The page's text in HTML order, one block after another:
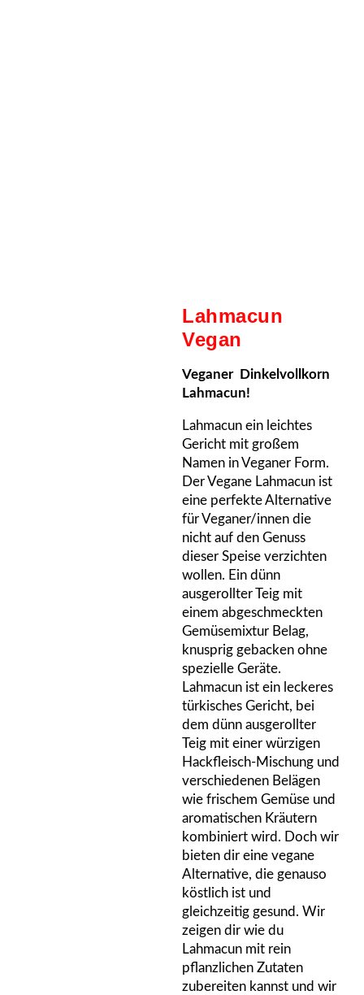
Lahmacun
Vegan
Veganer Dinkelvollkorn
Lahmacun!
Lahmacun ein leichtes
Gericht mit großem
Namen in Veganer Form.
Der Vegane Lahmacun ist
eine perfekte Alternative
für Veganer/innen die
nicht auf den Genuss
dieser Speise verzichten
wollen. Ein dünn
ausgerollter Teig mit
einem abgeschmeckten
Gemüsemixtur Belag,
knusprig gebacken ohne
spezielle Geräte.
Lahmacun ist ein leckeres
türkisches Gericht, bei
dem dünn ausgerollter
Teig mit einer würzigen
Hackfleisch-Mischung und
verschiedenen Belägen
wie frischem Gemüse und
aromatischen Kräutern
kombiniert wird. Doch wir
bieten dir eine vegane
Alternative, die genauso
köstlich ist und
gleichzeitig gesund. Wir
zeigen dir wie du
Lahmacun mit rein
pflanzlichen Zutaten
zubereiten kannst und wir